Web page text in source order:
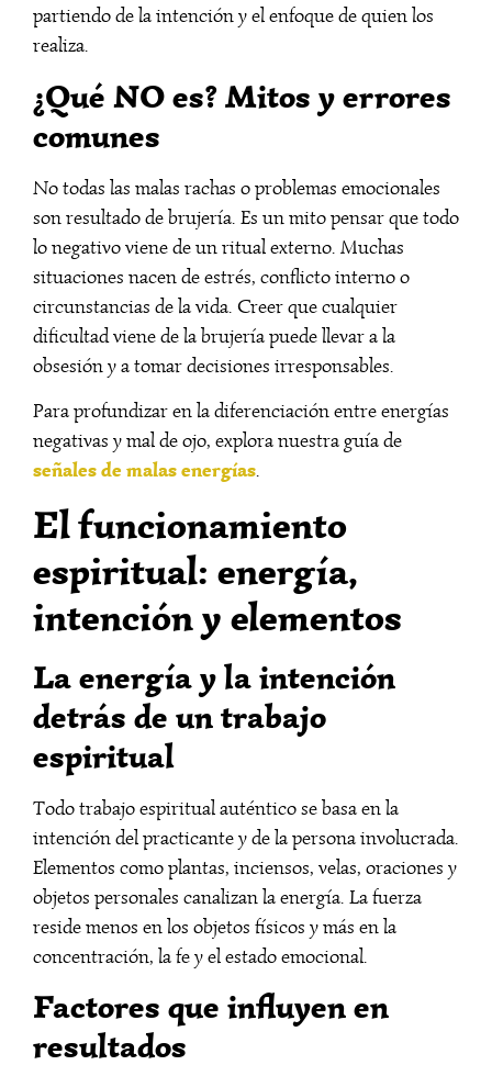
partiendo de la intención y el enfoque de quien los
realiza.
¿Qué NO es? Mitos y errores
comunes
No todas las malas rachas o problemas emocionales
son resultado de brujería. Es un mito pensar que todo
lo negativo viene de un ritual externo. Muchas
situaciones nacen de estrés, conflicto interno o
circunstancias de la vida. Creer que cualquier
dificultad viene de la brujería puede llevar a la
obsesión y a tomar decisiones irresponsables.
Para profundizar en la diferenciación entre energías
negativas y mal de ojo, explora nuestra guía de
señales de malas energías.
El funcionamiento
espiritual: energía,
intención y elementos
La energía y la intención
detrás de un trabajo
espiritual
Todo trabajo espiritual auténtico se basa en la
intención del practicante y de la persona involucrada.
Elementos como plantas, inciensos, velas, oraciones y
objetos personales canalizan la energía. La fuerza
reside menos en los objetos físicos y más en la
concentración, la fe y el estado emocional.
Factores que influyen en
resultados